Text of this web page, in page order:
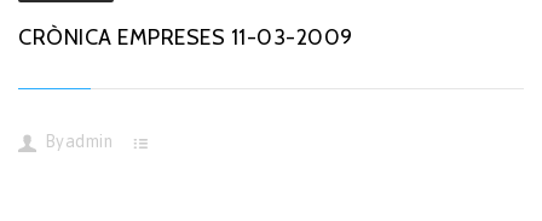
CRÒNICA EMPRESES 11-03-2009
Byadmin